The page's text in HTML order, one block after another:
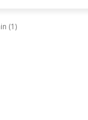
(1)